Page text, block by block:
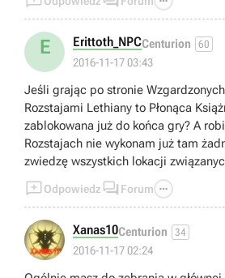
E Erittoth_NPCCenturion 60
2016-11-17 03:43
Jeśli grając po stronie
Rozstajami Lethiany to Płonąca
zablokowana już do końca gry? A
Rozstajach nie wykonam już tam
zwiedzę wszystkich lokacji
Odpowiedz  Forum 
Xanas10Centurion 34
2016-11-17 02:24